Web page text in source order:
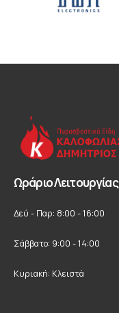
Ωράριο Λειτουργίας
Δεύ - Παρ: 8:00 - 16:00
Σάββατο: 9:00 - 14:00
Κυριακή: Κλειστά